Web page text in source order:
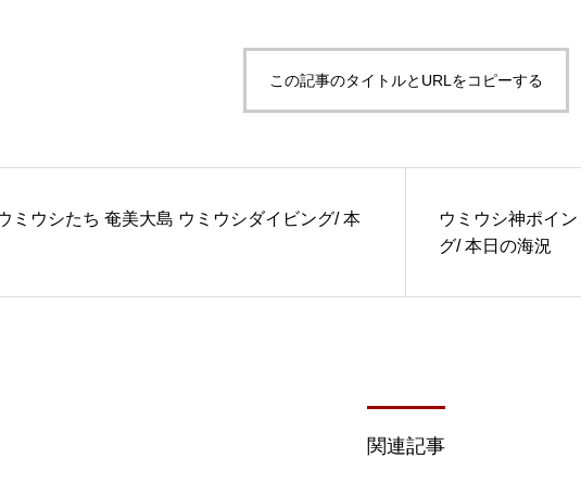
この記事のタイトルとURLをコピーする
ミウシたち 奄美大島 ウミウシダイビング/ 本
ウミウシ神ポイ
グ/ 本日の海況
関連記事